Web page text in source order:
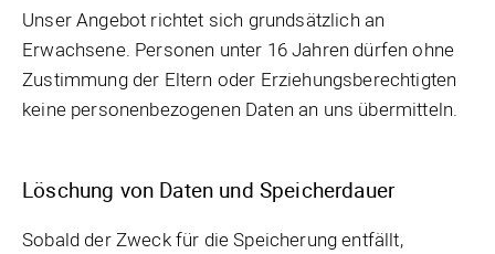
Unser Angebot richtet sich grundsätzlich an
Erwachsene. Personen unter 16 Jahren dürfen ohne
Zustimmung der Eltern oder Erziehungsberechtigten
keine personenbezogenen Daten an uns übermitteln.
Löschung von Daten und Speicherdauer
Sobald der Zweck für die Speicherung entfällt,